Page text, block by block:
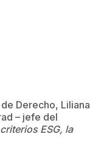
Derecho, Liliana
– jefe del
criterios ESG, la